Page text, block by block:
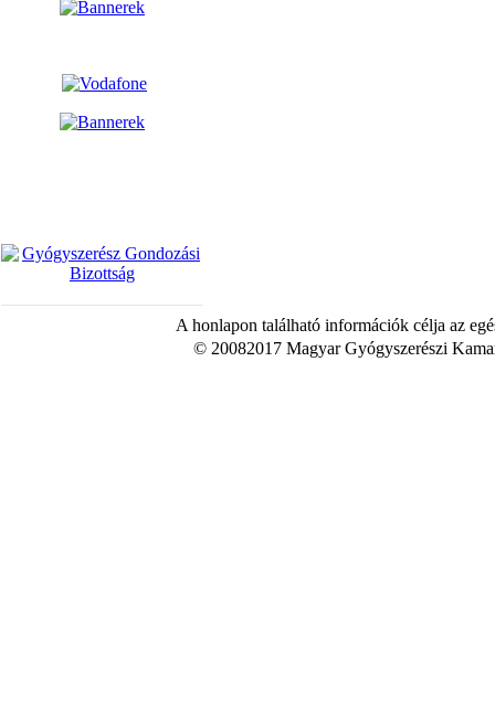
A honlapon található információk célja az
© 20082017 Magyar Gyógyszerészi